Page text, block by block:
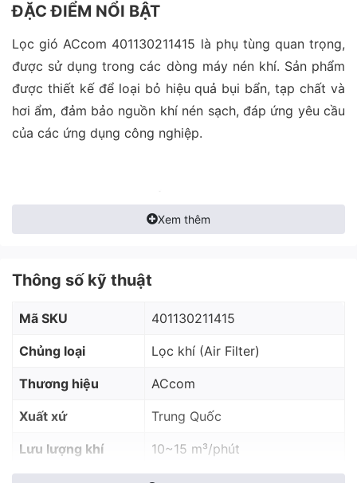
ĐẶC ĐIỂM NỔI BẬT
Lọc gió ACcom 401130211415 là phụ tùng quan trọng,
được sử dụng trong các dòng máy nén khí. Sản phẩm
được thiết kế để loại bỏ hiệu quả bụi bẩn, tạp chất và
hơi ẩm, đảm bảo nguồn khí nén sạch, đáp ứng yêu cầu
của các ứng dụng công nghiệp.
Xem thêm
Thông số kỹ thuật
Mã SKU 401130211415
Chủng loại Lọc khí (Air Filter)
Thương hiệu ACcom
Xuất xứ Trung Quốc
Lưu lượng khí 10~15 m³/phút